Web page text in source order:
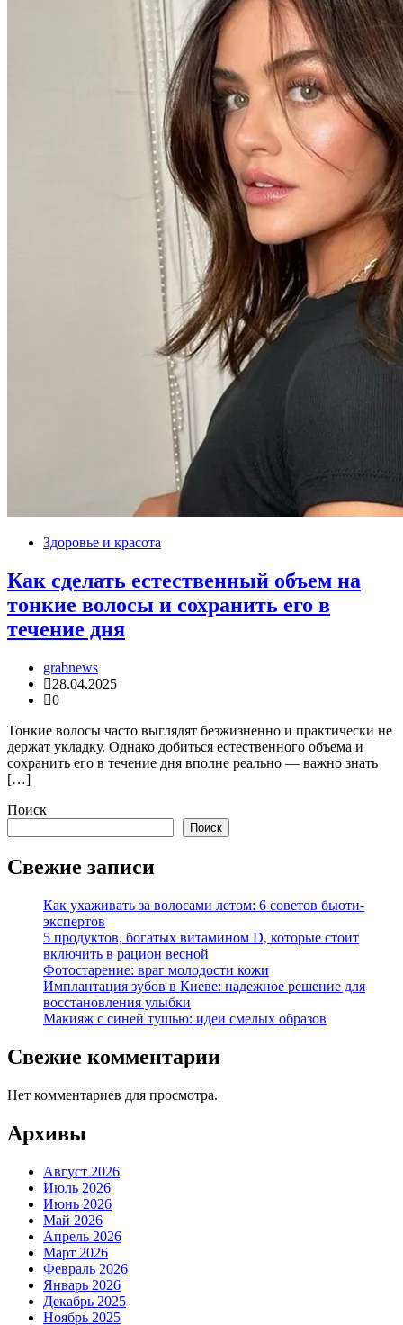
Здоровье и красота
Как сделать естественный объем на
тонкие волосы и сохранить его в
течение дня
grabnews
28.04.2025
0
Тонкие волосы часто выглядят безжизненно и практически не
держат укладку. Однако добиться естественного объема и
сохранить его в течение дня вполне реально — важно знать
[…]
Поиск
Поиск
Свежие записи
Как ухаживать за волосами летом: 6 советов бьюти-
экспертов
5 продуктов, богатых витамином D, которые стоит
включить в рацион весной
Фотостарение: враг молодости кожи
Имплантация зубов в Киеве: надежное решение для
восстановления улыбки
Макияж с синей тушью: идеи смелых образов
Свежие комментарии
Нет комментариев для просмотра.
Архивы
Август 2026
Июль 2026
Июнь 2026
Май 2026
Апрель 2026
Март 2026
Февраль 2026
Январь 2026
Декабрь 2025
Ноябрь 2025